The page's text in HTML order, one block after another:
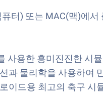
터) 또는 MAC(맥)에서
사용한 흥미진진한 시
과 물리학을 사용하여
이드용 최고의 축구 시